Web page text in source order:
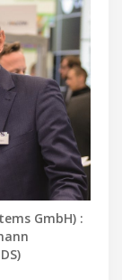
GmbH) :